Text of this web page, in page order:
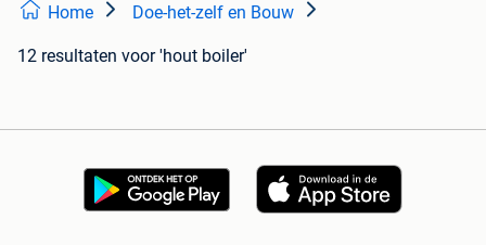
Home Doe-het-zelf en Bouw
12 resultaten voor 'hout boiler'